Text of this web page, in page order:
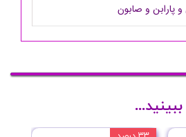
و پارابن و صابون